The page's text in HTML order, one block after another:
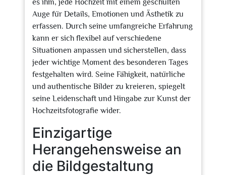
es ihm, jede Hochzeit mit einem geschulten
Auge für Details, Emotionen und Ästhetik zu
erfassen. Durch seine umfangreiche Erfahrung
kann er sich flexibel auf verschiedene
Situationen anpassen und sicherstellen, dass
jeder wichtige Moment des besonderen Tages
festgehalten wird. Seine Fähigkeit, natürliche
und authentische Bilder zu kreieren, spiegelt
seine Leidenschaft und Hingabe zur Kunst der
Hochzeitsfotografie wider.
Einzigartige
Herangehensweise an
die Bildgestaltung